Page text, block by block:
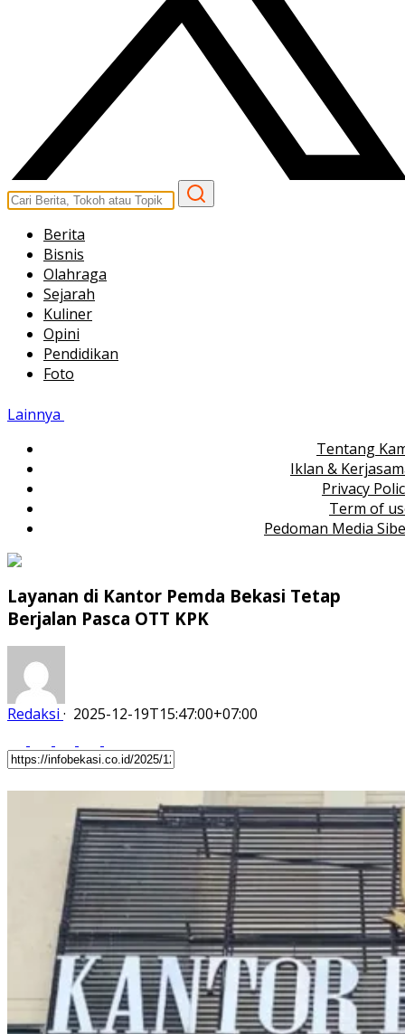
Berita
Bisnis
Olahraga
Sejarah
Kuliner
Opini
Pendidikan
Foto
Lainnya
Tentang
Iklan &
Privacy
Term of
Pedoman Media
Layanan di Kantor Pemda Bekasi Tetap
Berjalan Pasca OTT KPK
Redaksi · 2025-12-19T15:47:00+07:00